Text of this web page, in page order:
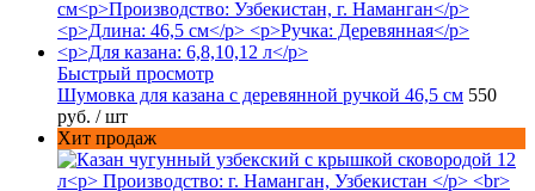
Быстрый просмотр
Шумовка для казана с деревянной ручкой 46,5 см 550
руб. / шт
Хит продаж